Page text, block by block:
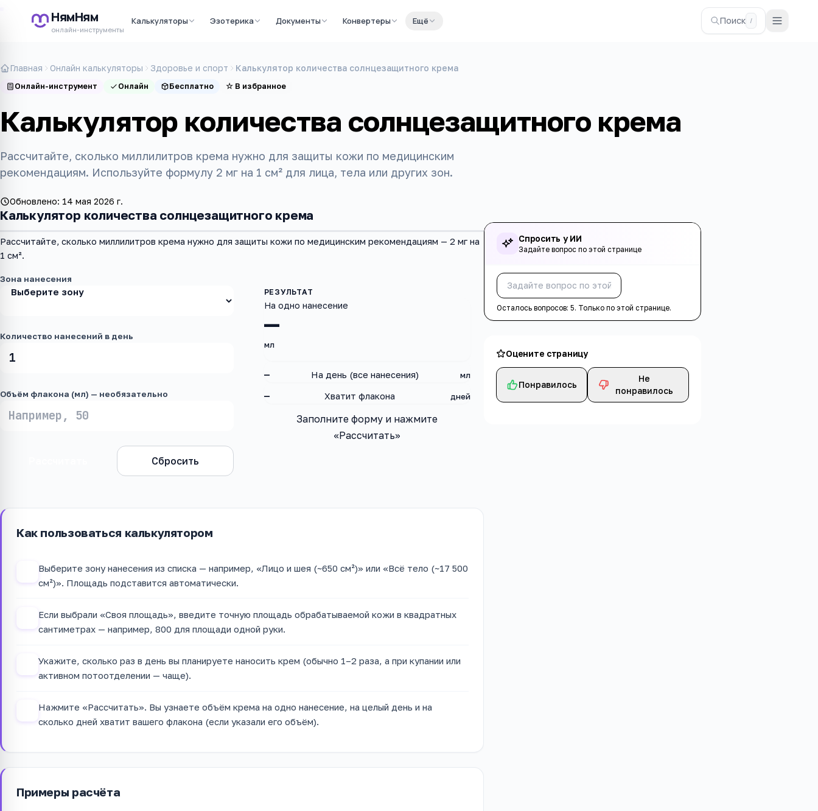
НямНям
онлайн-инструменты
Калькуляторы Эзотерика Документы Конвертеры Ещё Поиск /
Главная Онлайн калькуляторы Здоровье и спорт Калькулятор количества солнцезащитного крема
Онлайн-инструмент Онлайн Бесплатно ☆ В избранное
Калькулятор количества солнцезащитного крема
Рассчитайте, сколько миллилитров крема нужно для защиты кожи по медицинским
рекомендациям. Используйте формулу 2 мг на 1 см² для лица, тела или других зон.
Обновлено: 14 мая 2026 г.
Калькулятор количества солнцезащитного крема
Рассчитайте, сколько миллилитров крема нужно для защиты кожи по медицинским рекомендациям — 2 мг на
1 см².
Зона нанесения
Количество нанесений в день
Объём флакона (мл) — необязательно
Сбросить
—
На одно нанесение
мл
— На день (все нанесения) мл
— Хватит флакона дней
Заполните форму и нажмите
«Рассчитать»
Как пользоваться калькулятором
Выберите зону нанесения из списка — например, «Лицо и шея (~650 см²)» или «Всё тело (~17 500
см²)». Площадь подставится автоматически.
Если выбрали «Своя площадь», введите точную площадь обрабатываемой кожи в квадратных
сантиметрах — например, 800 для площади одной руки.
Укажите, сколько раз в день вы планируете наносить крем (обычно 1–2 раза, а при купании или
активном потоотделении — чаще).
Нажмите «Рассчитать». Вы узнаете объём крема на одно нанесение, на целый день и на
сколько дней хватит вашего флакона (если указали его объём).
Примеры расчёта
Спросить у ИИ
Задайте вопрос по этой странице
Осталось вопросов:5. Только по этой странице.
Оцените страницу
Понравилось
Не
понравилось